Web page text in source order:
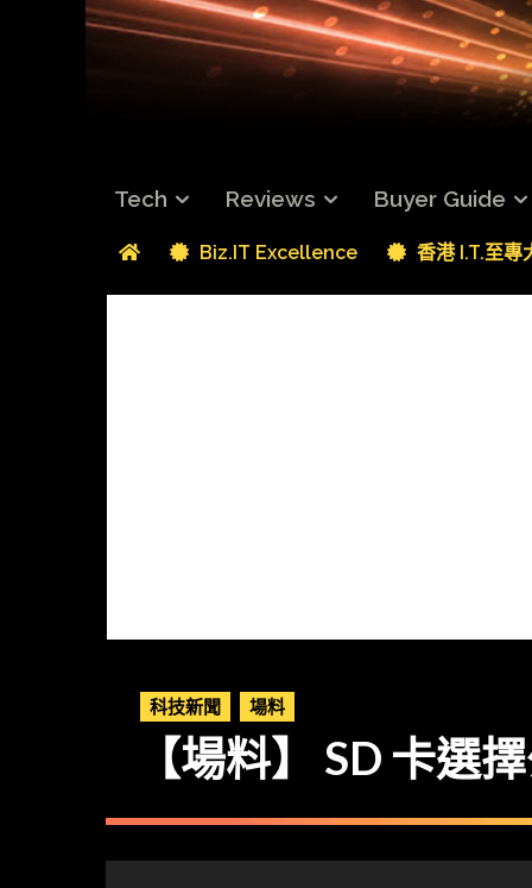
Tech Reviews Buyer Guide
Biz.IT Excellence 香港 I.T.至專
科技新聞 場料
【場料】 SD 卡選